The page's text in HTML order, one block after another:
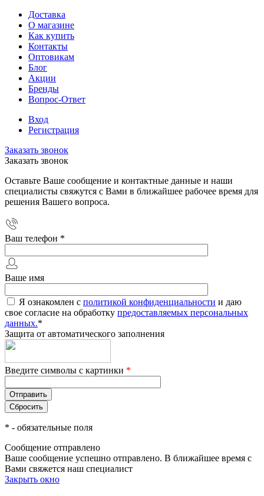
Доставка
О магазине
Как купить
Контакты
Оптовикам
Блог
Акции
Бренды
Вопрос-Ответ
Вход
Регистрация
Заказать звонок
Заказать звонок
Оставьте Ваше сообщение и контактные данные и наши
специалисты свяжутся с Вами в ближайшее рабочее время для
решения Вашего вопроса.
Ваш телефон *
Ваше имя
Я ознакомлен с политикой конфиденциальности и даю
свое согласие на обработку предоставляемых персональных
данных.*
Защита от автоматического заполнения
Введите символы с картинки *
* - обязательные поля
Сообщение отправлено
Ваше сообщение успешно отправлено. В ближайшее время с
Вами свяжется наш специалист
Закрыть окно